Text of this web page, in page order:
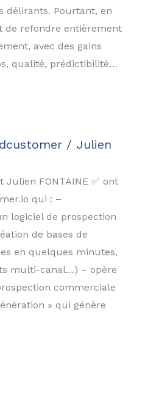
délirants. Pourtant, en
de refondre entièrement
avec des gains
qualité, prédictibilité…
/ Julien
Julien FONTAINE ✅ ont
qui : –
logiciel de prospection
de bases de
en quelques minutes,
multi-canal…) – opère
commerciale
» qui génère